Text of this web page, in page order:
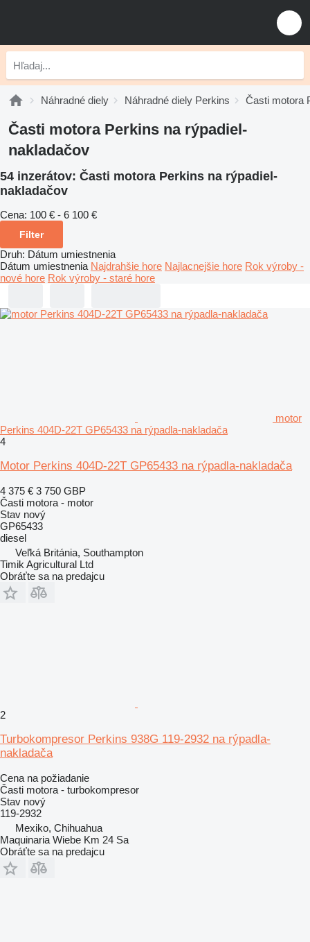
Náhradné diely Náhradné diely Perkins Časti motora
Časti motora Perkins na rýpadiel-
nakladačov
54 inzerátov: Časti motora Perkins na rýpadiel-
nakladačov
Cena: 100 € - 6 100 €
Filter
Druh: Dátum umiestnenia
Dátum umiestnenia Najdrahšie hore Najlacnejšie hore Rok výroby -
nové hore Rok výroby - staré hore
motor
Perkins 404D-22T GP65433 na rýpadla-nakladača
4
Motor Perkins 404D-22T GP65433 na rýpadla-nakladača
4 375 € 3 750 GBP
Časti motora - motor
Stav nový
GP65433
diesel
Veľká Británia, Southampton
Timik Agricultural Ltd
Obráťte sa na predajcu
2
Turbokompresor Perkins 938G 119-2932 na rýpadla-
nakladača
Cena na požiadanie
Časti motora - turbokompresor
Stav nový
119-2932
Mexiko, Chihuahua
Maquinaria Wiebe Km 24 Sa
Obráťte sa na predajcu